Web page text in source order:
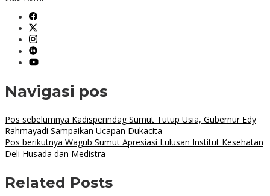
Navigasi pos
Pos sebelumnya Kadisperindag Sumut Tutup Usia, Gubernur Edy
Rahmayadi Sampaikan Ucapan Dukacita
Pos berikutnya Wagub Sumut Apresiasi Lulusan Institut Kesehatan
Deli Husada dan Medistra
Related Posts